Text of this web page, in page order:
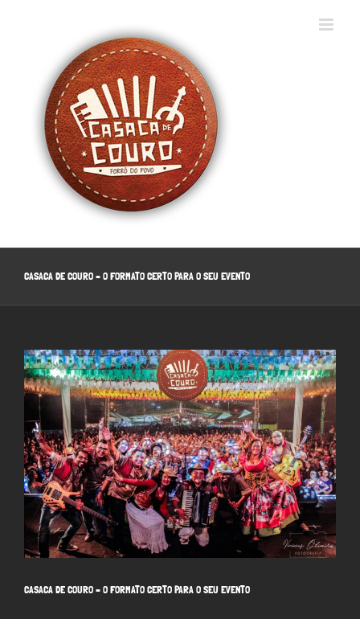
CASACA DE COURO – O FORMATO CERTO PARA O SEU EVENTO
View
Larger
Image
CASACA DE COURO – O FORMATO CERTO PARA O SEU EVENTO